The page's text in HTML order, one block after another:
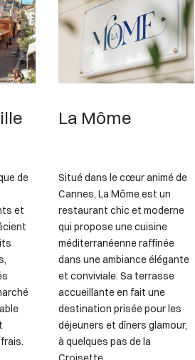
de
et
La Môme
Situé dans le cœur animé de
Cannes, La Môme est un
restaurant chic et moderne
qui propose une cuisine
méditerranéenne raffinée
dans une ambiance élégante
et conviviale. Sa terrasse
accueillante en fait une
destination prisée pour les
déjeuners et dîners glamour,
à quelques pas de la